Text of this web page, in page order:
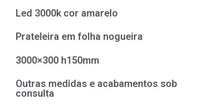
Led 3000k cor amarelo
Prateleira em folha nogueira
3000×300 h150mm
Outras medidas e acabamentos sob
consulta